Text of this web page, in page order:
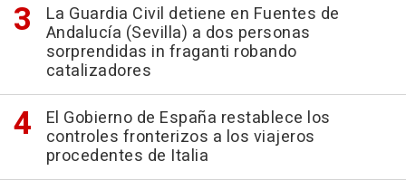
La Guardia Civil detiene en Fuentes de
Andalucía (Sevilla) a dos personas
sorprendidas in fraganti robando
catalizadores
El Gobierno de España restablece los
controles fronterizos a los viajeros
procedentes de Italia